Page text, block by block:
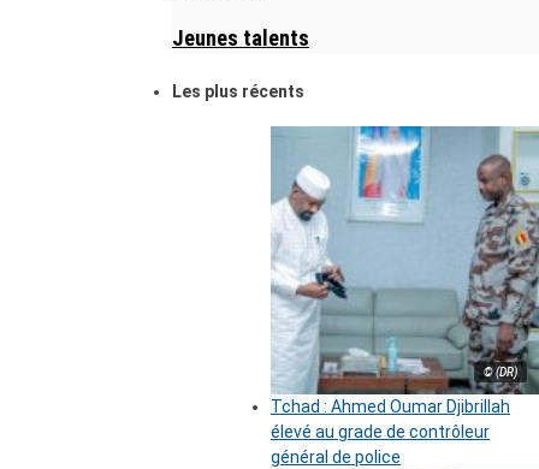
Jeunes talents
Les plus récents
© (DR)
Tchad : Ahmed Oumar Djibrillah
élevé au grade de contrôleur
général de police